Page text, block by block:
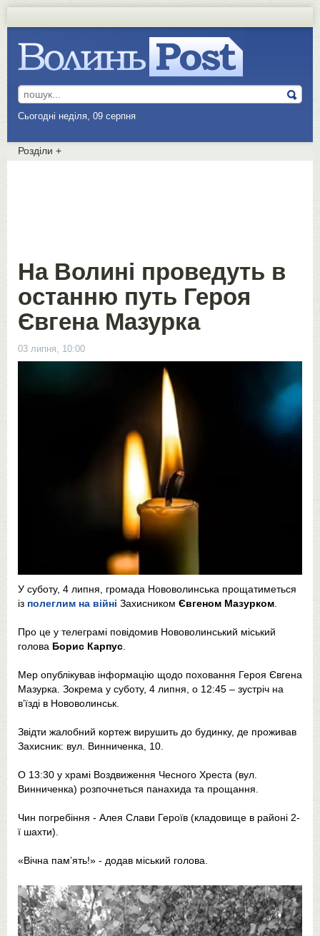
Сьогодні неділя, 09 серпня
Розділи +
На Волині проведуть в
останню путь Героя
Євгена Мазурка
03 липня, 10:00
У суботу, 4 липня, громада Нововолинська прощатиметься
із полеглим на війні Захисником Євгеном Мазурком
Про це у телеграмі повідомив Нововолинський міський
голова Борис Карпус
Мер опублікував інформацію щодо поховання Героя Євгена
Мазурка. Зокрема у суботу, 4 липня, о 12:45 – зустріч на
вʼїзді в Нововолинськ.
Звідти жалобний кортеж вирушить до будинку, де проживав
Захисник: вул. Винниченка, 10.
О 13:30 у храмі Воздвиження Чесного Хреста (вул.
Винниченка) розпочнеться панахида та прощання.
Чин погребіння - Алея Слави Героїв (кладовище в районі 2-
ї шахти).
«Вічна памʼять!» - додав міський голова.